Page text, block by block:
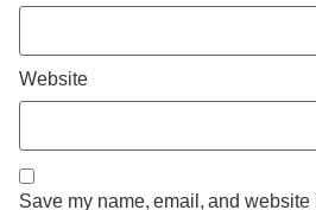
Website
Save my name, email, and